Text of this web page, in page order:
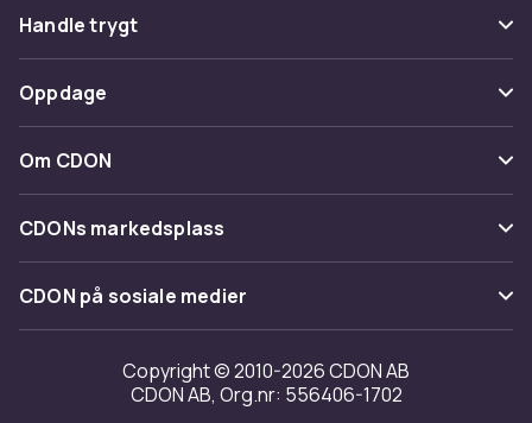
Vanlige spørsmål
Spor pakke
Angre & returner her
Kontakt oss
Handle trygt
Betaling
Levering
Tilbakekallinger
Oppdage
Kategorier
Varemerker
Om CDON
Om oss
Kundeanmeldelser
Jobbe på CDON
Investor relations
Tilgjengelighet
CDONs markedsplass
Merchant Help Center
CDON på sosiale medier
Copyright © 2010-2026 CDON AB
CDON AB, Org.nr: 556406-1702